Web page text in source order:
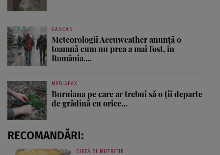
CANCAN
Meteorologii Accuweather anunță o
toamnă cum nu prea a mai fost, în
România....
MEDIAFAX
Buruiana pe care ar trebui să o ții departe
de grădină cu orice...
RECOMANDĂRI:
DIETĂ ȘI NUTRIȚIE